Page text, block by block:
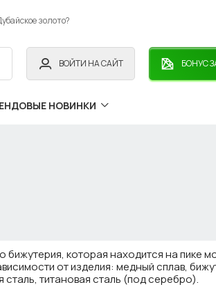
золото?
ВОЙТИ НА САЙТ БОНУС
НОВИНКИ
бижутерия, которая находится на пике
от изделия: медный сплав,
титановая сталь (под серебро).